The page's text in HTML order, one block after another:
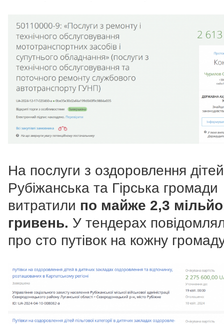
На послуги з оздоровлення дітей
Рубіжанська та Гірська громади
витратили по майже 2,3
гривень. У тендерах
про сто путівок на кожну